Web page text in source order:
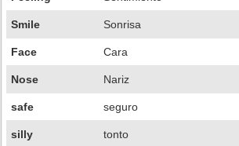
Smile Sonrisa
Face Cara
Nose Nariz
safe seguro
silly tonto